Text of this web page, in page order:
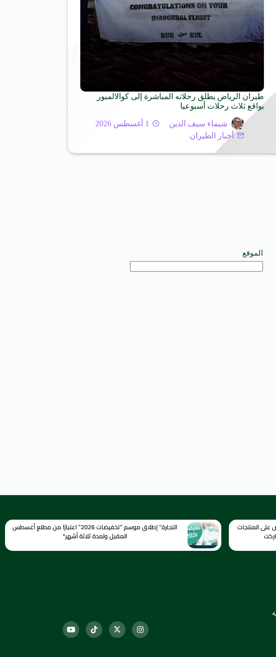
طيران الرياض يطلق رحلاته المباشرة إلى كوالالمبور
بواقع ثلاث رحلات أسبوعيا
شيماء سيف الدين
1 أغسطس 2026
أخبار الطيران
الموقع
المملكة: أكثر من 2,000 عرض على المنتجات التجارة” إطلاق موسم “تخفيضات 2026” اعتبارًا من مطلع أغسطس
المقبل ولمدة ثلاثة أشهر*